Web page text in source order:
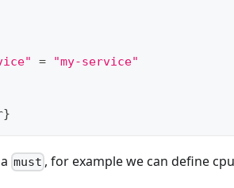
=
"my-service"
}
must , for example we can define